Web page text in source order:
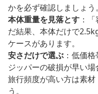
かを必ず確認しましょう。
本体重量を見落とす ：
だ結果、本体だけで
ケースがあります。
安さだけで選ぶ ：低価
ジッパーの破損が早い場
旅行頻度が高い方は素
う。